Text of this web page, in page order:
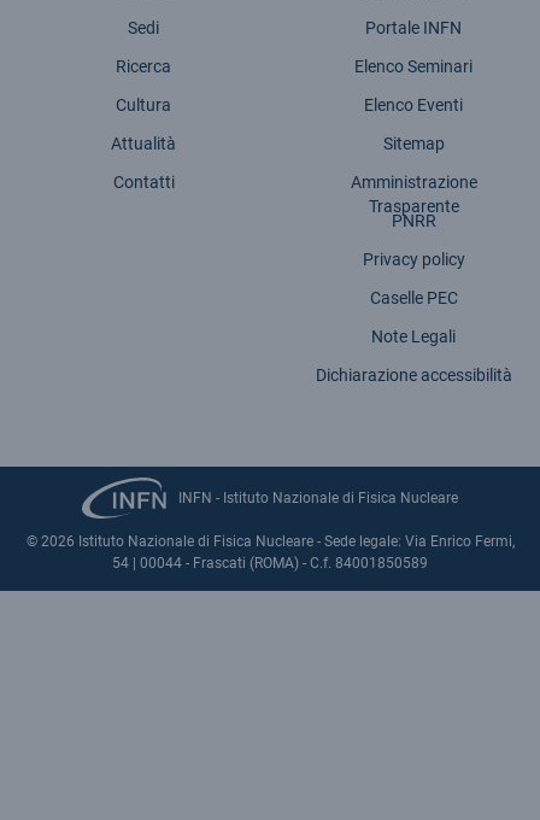
Sedi
Ricerca
Cultura
Attualità
Contatti
Portale INFN
Elenco Seminari
Elenco Eventi
Sitemap
Amministrazione
Trasparente
PNRR
Privacy policy
Caselle PEC
Note Legali
Dichiarazione accessibilità
INFN - Istituto Nazionale di Fisica Nucleare
© 2026 Istituto Nazionale di Fisica Nucleare - Sede legale: Via Enrico Fermi,
54 | 00044 - Frascati (ROMA) - C.f. 84001850589